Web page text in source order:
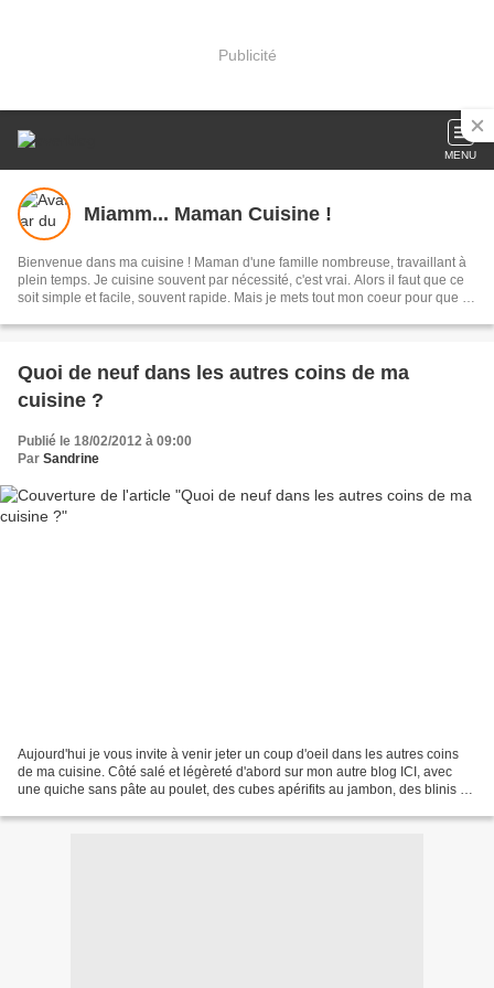
Publicité
MENU
Miamm... Maman Cuisine !
Bienvenue dans ma cuisine ! Maman d'une famille nombreuse, travaillant à
plein temps. Je cuisine souvent par nécessité, c'est vrai. Alors il faut que ce
soit simple et facile, souvent rapide. Mais je mets tout mon coeur pour que ce
Quoi de neuf dans les autres coins de ma
cuisine ?
Publié le 18/02/2012 à 09:00
Par Sandrine
Aujourd'hui je vous invite à venir jeter un coup d'oeil dans les autres coins
de ma cuisine. Côté salé et légèreté d'abord sur mon autre blog ICI, avec
une quiche sans pâte au poulet, des cubes apérifits au jambon, des blinis &